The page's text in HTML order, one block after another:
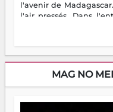
l'avenir de
l'air pressés. Dans
plus nombreux à se
sans filet, souvent
dorment vraiment la
encore meilleures.
Prix RFI Instrumental
jeunes qui tiennent
MAG NO